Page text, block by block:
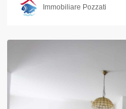
Immobiliare Pozzati